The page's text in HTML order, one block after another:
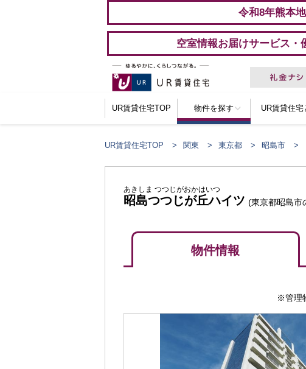
令和8年熊本
空室情報お届けサービス・
UR賃貸住宅TOP 物件を探す UR賃貸住宅
UR賃貸住宅TOP 関東 東京都 昭島市
昭島つつじが丘ハイツ
あきしま つつじがおかはいつ
(東京都昭島市
物件情報
※管理